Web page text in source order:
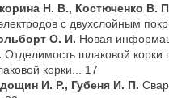
Н. В., Костюченко В.
с двухслойным
О. И. Новая
Отделимость шлаковой корки
корки... 17
И. Р., Губеня И. П.